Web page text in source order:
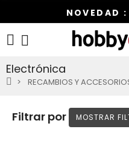
NOVEDAD
Electrónica
RECAMBIOS Y
Filtrar por